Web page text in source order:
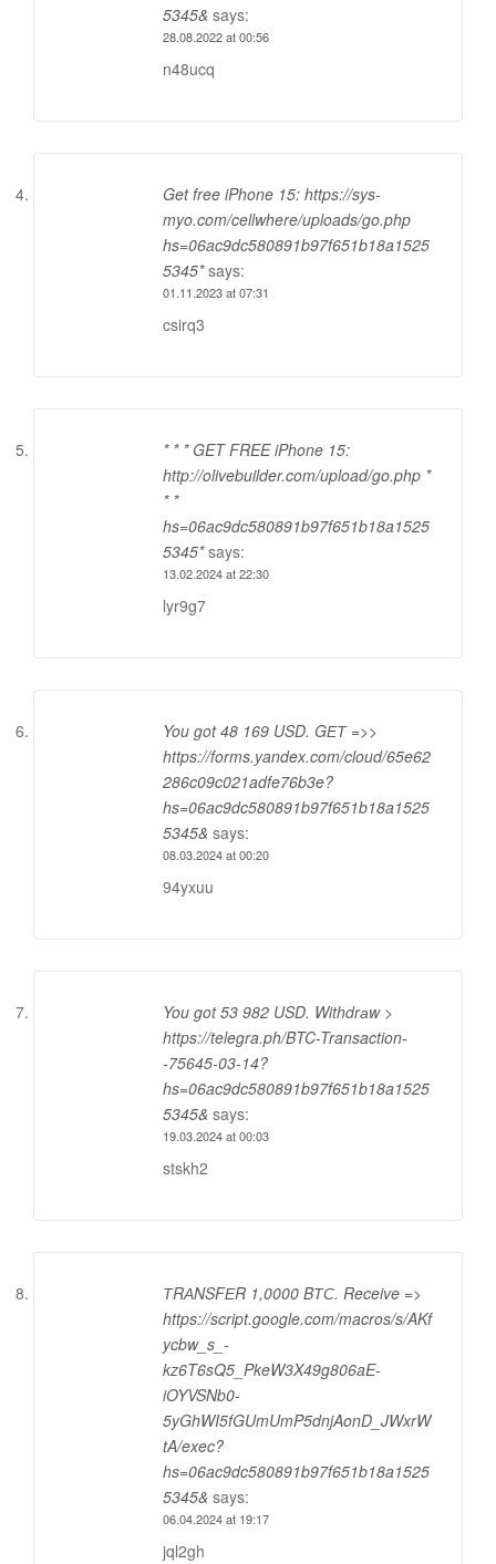
5345& says:
28.08.2022 at 00:56
n48ucq
Get free iPhone 15: https://sys-
myo.com/cellwhere/uploads/go.php
hs=06ac9dc580891b97f651b18a1525
5345* says:
01.11.2023 at 07:31
csirq3
* * * GET FREE iPhone 15:
http://olivebuilder.com/upload/go.php *
* *
hs=06ac9dc580891b97f651b18a1525
5345* says:
13.02.2024 at 22:30
lyr9g7
You got 48 169 USD. GЕТ =>>
https://forms.yandex.com/cloud/65e62
286c09c021adfe76b3e?
hs=06ac9dc580891b97f651b18a1525
5345& says:
08.03.2024 at 00:20
94yxuu
You got 53 982 USD. Withdrаw >
https://telegra.ph/BTC-Transaction-
-75645-03-14?
hs=06ac9dc580891b97f651b18a1525
5345& says:
19.03.2024 at 00:03
stskh2
ТRАNSFЕR 1,0000 BТС. Receive =>
https://script.google.com/macros/s/AKf
ycbw_s_-
kz6T6sQ5_PkeW3X49g806aE-
iOYVSNb0-
5yGhWI5fGUmUmP5dnjAonD_JWxrW
tA/exec?
hs=06ac9dc580891b97f651b18a1525
5345& says:
06.04.2024 at 19:17
jql2gh